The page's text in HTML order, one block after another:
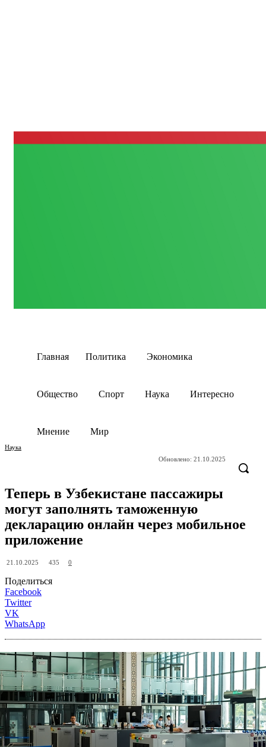
Главная Политика Экономика
Общество Спорт Наука Интересно
Мнение Мир
Наука
Обновлено: 21.10.2025
Теперь в Узбекистане пассажиры
могут заполнять таможенную
декларацию онлайн через мобильное
приложение
21.10.2025 435 0
Поделиться
Facebook
Twitter
VK
WhatsApp